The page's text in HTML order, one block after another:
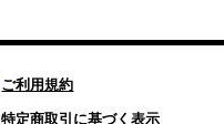
ご利用規約
特定商取引に基づく表示